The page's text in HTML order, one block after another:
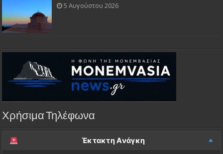
5 Αυγούστου 2026
Χρήσιμα Τηλέφωνα
Έκτακτη Ανάγκη